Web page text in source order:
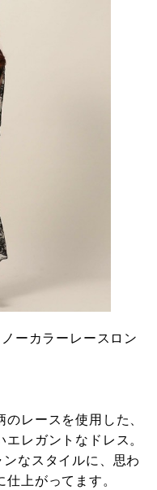
ーカラーレースロン
レースを使用した、
レガントなドレス。
なスタイルに、思わ
上がってます。